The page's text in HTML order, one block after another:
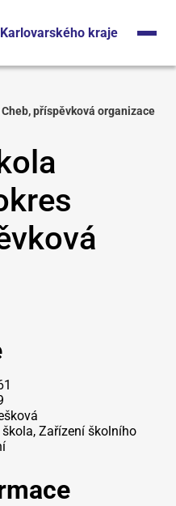
kraje
příspěvková organizace
Zařízení školního